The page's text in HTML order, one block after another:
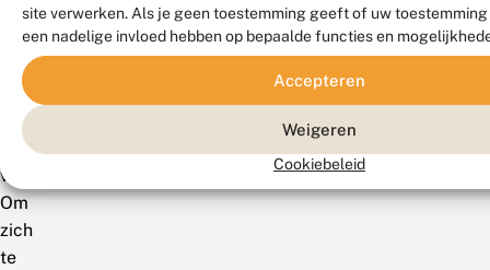
site verwerken. Als je geen toestemming geeft of uw
een nadelige invloed hebben op bepaalde functies en
Accepteren
Weigeren
Cookiebeleid
het
voorjaar
eet
rups
verder.
Om
zich
te